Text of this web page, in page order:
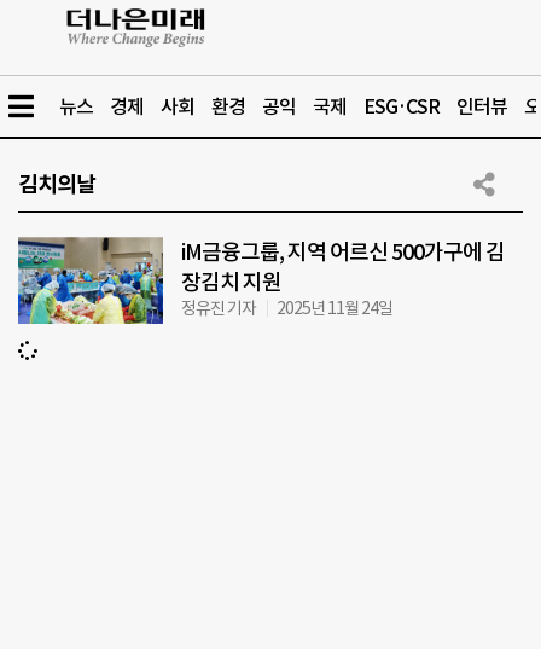
뉴스 경제 사회 환경 공익 국제 ESG·CSR 인터뷰
김치의날
iM금융그룹, 지역 어르신 500가구에 김
장김치 지원
정유진 기자 2025년 11월 24일